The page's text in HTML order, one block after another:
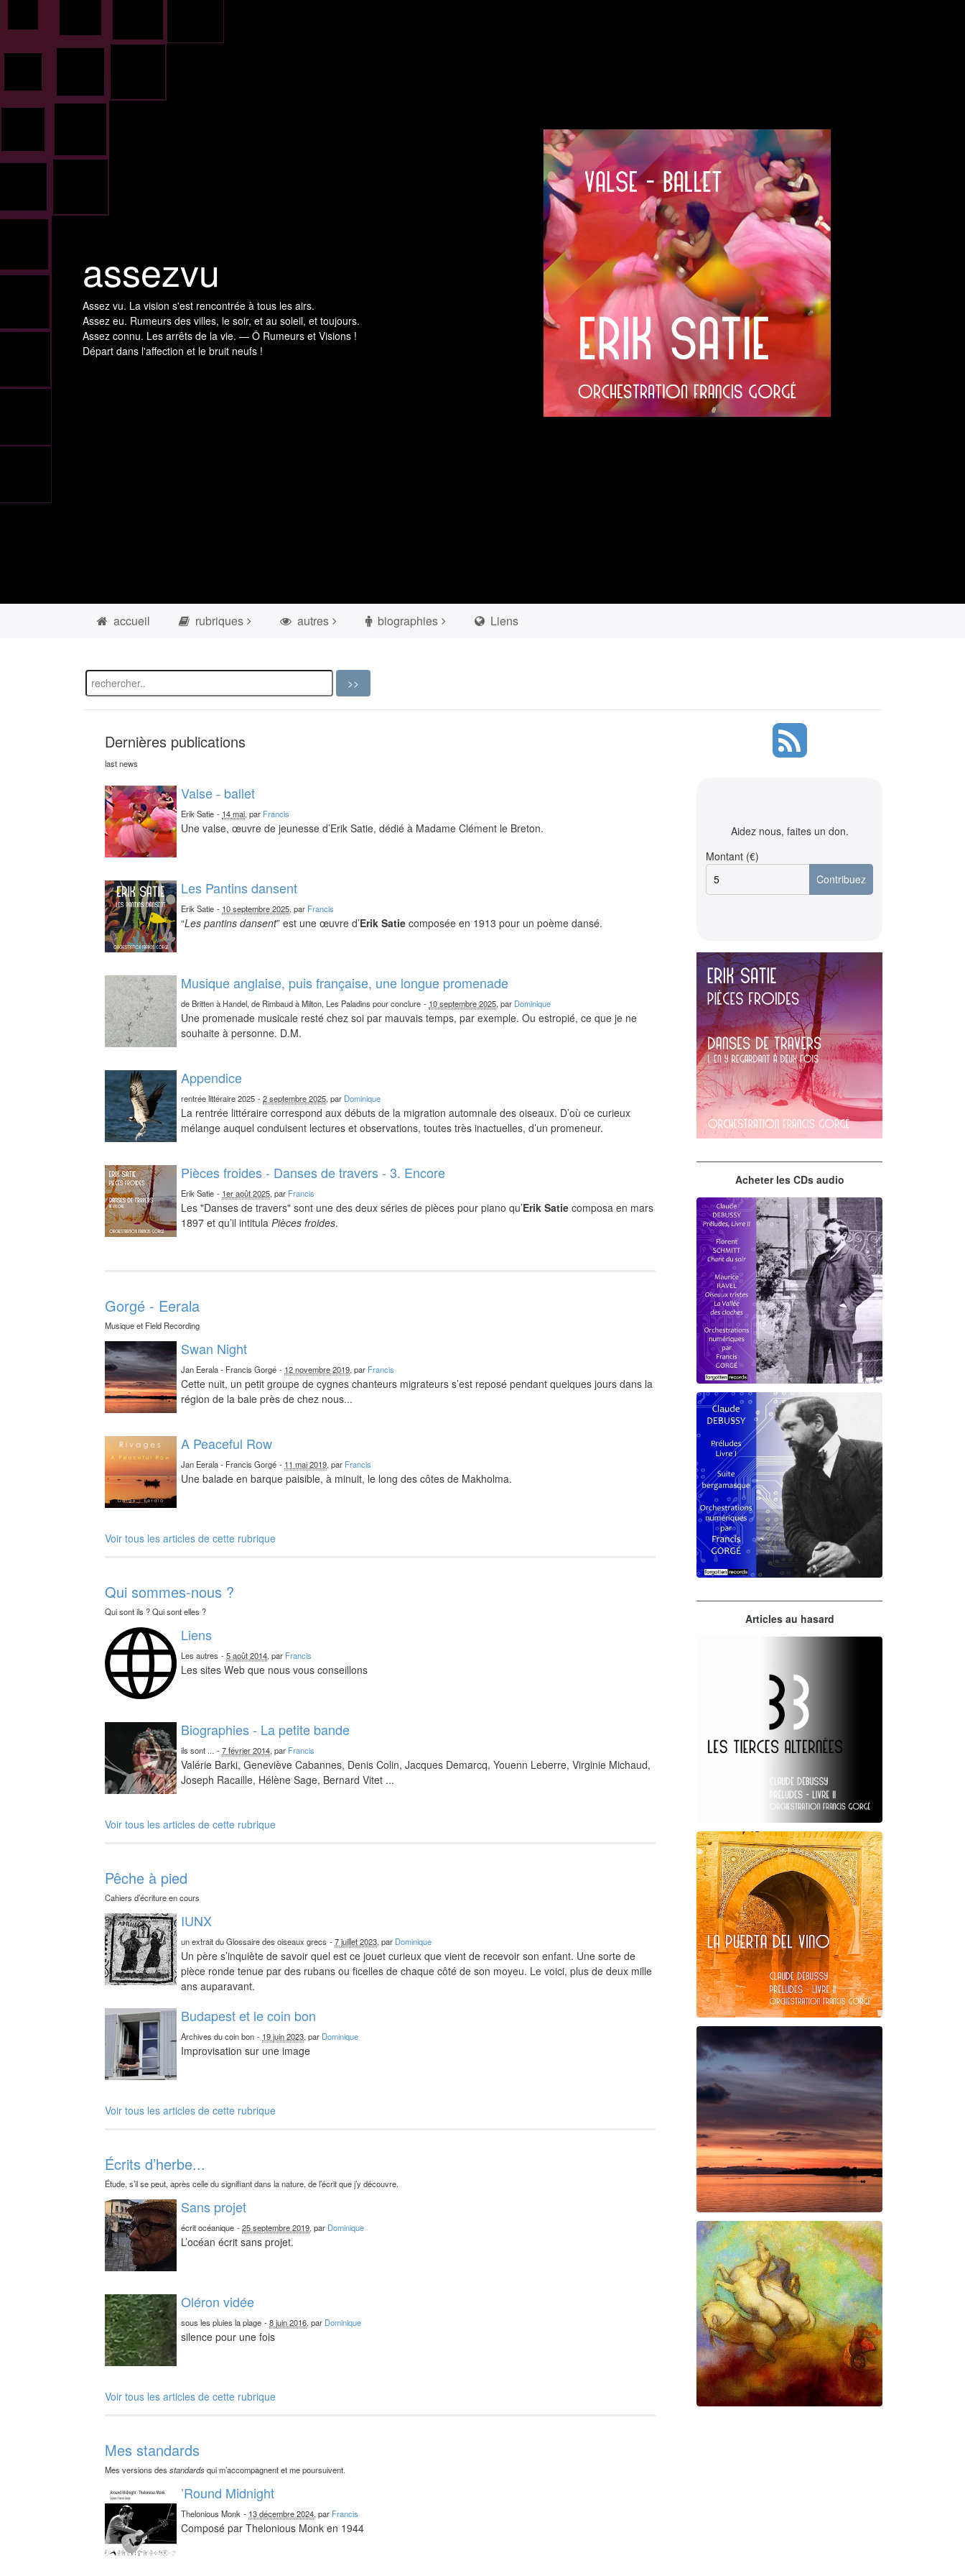
assezvu
Assez vu. La vision s'est rencontrée à tous les airs.
Assez eu. Rumeurs des villes, le soir, et au soleil, et toujours.
Assez connu. Les arrêts de la vie. — Ô Rumeurs et Visions !
Départ dans l'affection et le bruit neufs !
accueil rubriques autres biographies Liens
Dernières publications
last news
Valse - ballet
Erik Satie - 14 mai, par Francis
Une valse, œuvre de jeunesse d’Erik Satie, dédié à Madame Clément le Breton.
Les Pantins dansent
Erik Satie - 10 septembre 2025, par Francis
“Les pantins dansent” est une œuvre d’Erik Satie composée en 1913 pour un poème dansé.
Musique anglaise, puis française, une longue promenade
de Britten à Handel, de Rimbaud à Milton, Les Paladins pour conclure - 10 septembre 2025, par Dominique
Une promenade musicale resté chez soi par mauvais temps, par exemple. Ou estropié, ce que je ne
souhaite à personne. D.M.
Appendice
rentrée littéraire 2025 -2 septembre 2025, par Dominique
La rentrée littéraire correspond aux débuts de la migration automnale des oiseaux. D’où ce curieux
mélange auquel conduisent lectures et observations, toutes très inactuelles, d’un promeneur.
Pièces froides - Danses de travers - 3. Encore
Erik Satie - 1er août 2025, par Francis
Les "Danses de travers" sont une des deux séries de pièces pour piano qu’Erik Satie composa en mars
1897 et qu’il intitulaPièces froides.
Gorgé - Eerala
Musique et Field Recording
Swan Night
Jan Eerala - Francis Gorgé - 12 novembre 2019, par Francis
Cette nuit, un petit groupe de cygnes chanteurs migrateurs s’est reposé pendant quelques jours dans la
région de la baie près de chez nous...
A Peaceful Row
Jan Eerala - Francis Gorgé - 11 mai 2019, par Francis
Une balade en barque paisible, à minuit, le long des côtes de Makholma.
Voir tous les articles de cette rubrique
Qui sommes-nous ?
Qui sont ils ? Qui sont elles ?
Liens
Les autres -5 août 2014, par Francis
Les sites Web que nous vous conseillons
Biographies - La petite bande
ils sont ... -7 février 2014, par Francis
Valérie Barki, Geneviève Cabannes, Denis Colin, Jacques Demarcq, Youenn Leberre, Virginie Michaud,
Joseph Racaille, Hélène Sage, Bernard Vitet ...
Voir tous les articles de cette rubrique
Pêche à pied
Cahiers d’écriture en cours
IUNX
un extrait du Glossaire des oiseaux grecs -7 juillet 2023, par Dominique
Un père s’inquiète de savoir quel est ce jouet curieux que vient de recevoir son enfant. Une sorte de
pièce ronde tenue par des rubans ou ficelles de chaque côté de son moyeu. Le voici, plus de deux mille
ans auparavant.
Budapest et le coin bon
Archives du coin bon - 19 juin 2023, par Dominique
Improvisation sur une image
Voir tous les articles de cette rubrique
Écrits d’herbe...
Étude, s’il se peut, après celle du signifiant dans la nature, de l’écrit que j’y découvre.
Sans projet
écrit océanique -25 septembre 2019, par Dominique
L’océan écrit sans projet.
Oléron vidée
sous les pluies la plage -8 juin 2016, par Dominique
silence pour une fois
Voir tous les articles de cette rubrique
Mes standards
Mes versions desstandardsqui m’accompagnent et me poursuivent.
’Round Midnight
Thelonious Monk - 13 décembre 2024, par Francis
Composé par Thelonious Monk en 1944
Aidez nous, faites un don.
Montant (€)
Erik Satie
Acheter les CDs audio
Debussy - Schmitt - Ravel
orchestrations numériques par
Francis Gorgé
Claude Debussy
orchestrations numériques par
Articles au hasard
Claude Debussy
Les Tierces alternées
Claude Debussy
La puerta del vino
Swan Night
Gorgé-Eerala